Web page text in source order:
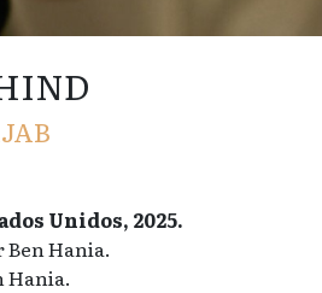
Unidos, 2025.
Hania.
Hania.